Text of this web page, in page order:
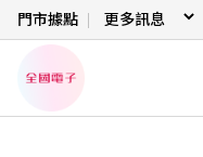
門市據點